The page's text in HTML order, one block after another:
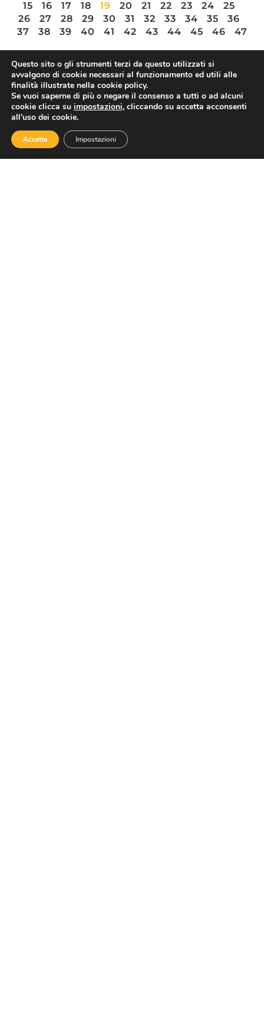
15
16 17 18 19 20 21 22 23 24
25
26
27 28 29 30 31 32 33 34 35
36
37
38 39 40 41 42 43 44 45 46 47
ASSOTURISMO
Questo sito o gli strumenti terzi da questo utilizzati si
avvalgono di cookie necessari al funzionamento ed utili alle
finalità illustrate nella cookie policy.
Se vuoi saperne di più o negare il consenso a tutti o ad alcuni
cookie clicca su impostazioni, cliccando su accetta acconsenti
all’uso dei cookie.
Accetta Impostazioni